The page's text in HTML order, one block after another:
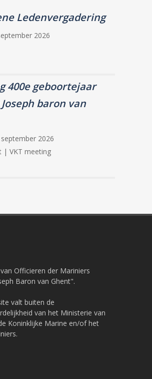
Ledenvergadering
2026
400e geboortejaar
baron van
2026
| VKT meeting
Officieren der Mariniers
Baron van Ghent".
valt buiten de
van het Ministerie van
Koninklijke Marine en/of het